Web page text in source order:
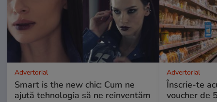
Advertorial
Smart is the new chic: Cum ne
ajută tehnologia să ne reinventăm
Advertorial
Înscrie-te
voucher de